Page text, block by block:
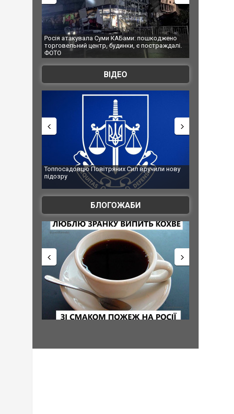
Росія атакувала Суми КАБами: пошкоджено
торговельний центр, будинки, є постраждалі.
Українські
під час ліквідації
ВІДЕО
Топпосадовцю Повітряних Сил вручили нову
підозру
Сили оборони
БЛОГОЖАБИ